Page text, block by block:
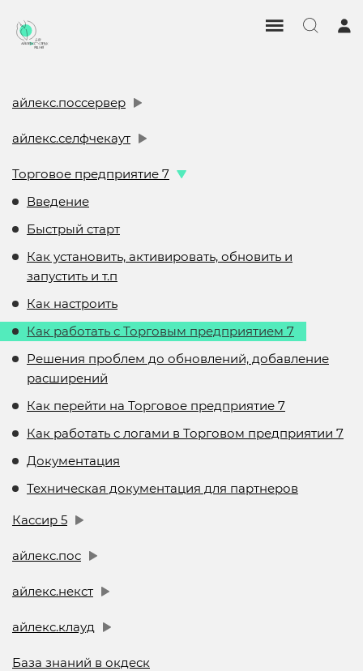
айлекс.поссервер
айлекс.селфчекаут
Торговое предприятие 7
Введение
Быстрый старт
Как установить, активировать, обновить и
запустить и т.п
Как настроить
Как работать с Торговым предприятием 7
Решения проблем до обновлений, добавление
расширений
Как перейти на Торговое предприятие 7
Как работать с логами в Торговом предприятии 7
Документация
Техническая документация для партнеров
Кассир 5
айлекс.пос
айлекс.некст
айлекс.клауд
База знаний в окдеск